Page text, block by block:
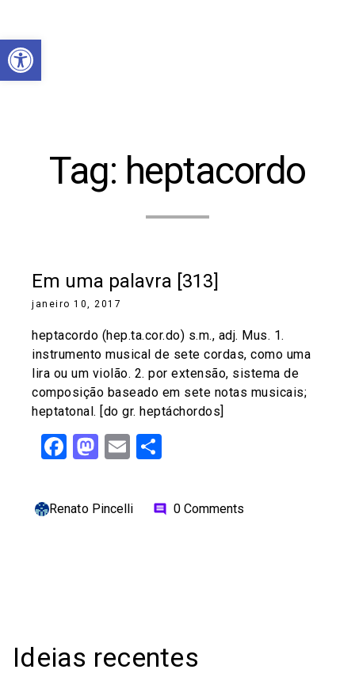
Abrir a barra de ferramentas
Tag: heptacordo
Em uma palavra [313]
janeiro 10, 2017
heptacordo (hep.ta.cor.do) s.m., adj. Mus. 1.
instrumento musical de sete cordas, como uma
lira ou um violão. 2. por extensão, sistema de
composição baseado em sete notas musicais;
heptatonal. [do gr. heptáchordos]
Facebook
Mastodon
Email
Renato Pincelli comment 0 Comments
Ideias recentes